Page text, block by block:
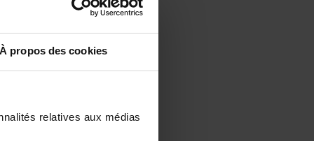
À propos des cookies
relatives aux médias